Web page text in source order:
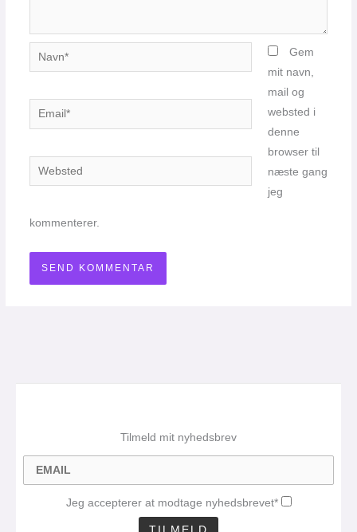
Navn*
Email*
Websted
Gem
mit navn,
mail og
websted i
denne
browser til
næste gang
jeg
kommenterer.
Tilmeld mit nyhedsbrev
Jeg accepterer at modtage nyhedsbrevet*